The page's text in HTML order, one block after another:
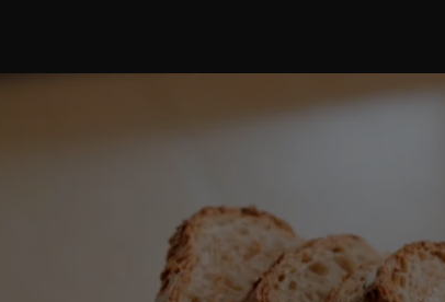
Pulire bene le acciughe e metterle in ammollo in
e asciugarle bene con scottex, togliere la testa
bene il prezzemolo fresco, scegliere solo le
insieme all’aglio e al tuorlo d’uovo. Aggiungere
tutto. Versare la salsa nella ciotola sopra le